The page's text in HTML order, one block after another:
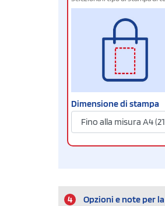
Dimensione di stampa
4 Opzioni e note per